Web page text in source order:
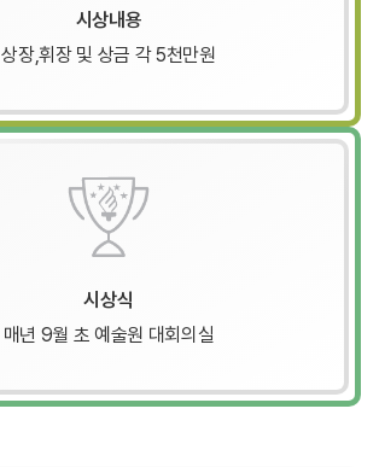
시상내용
상장,휘장 및 상금 각 5천만원
시상식
매년 9월 초 예술원 대회의실